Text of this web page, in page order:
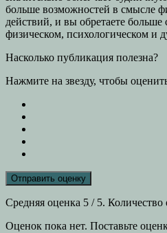
больше возможностей в смысле
действий, и вы обретаете
физическом, психологическом и
Насколько публикация полезна?
Нажмите на звезду, чтобы
Отправить оценку
Средняя оценка 5 / 5. Количество
Оценок пока нет. Поставьте